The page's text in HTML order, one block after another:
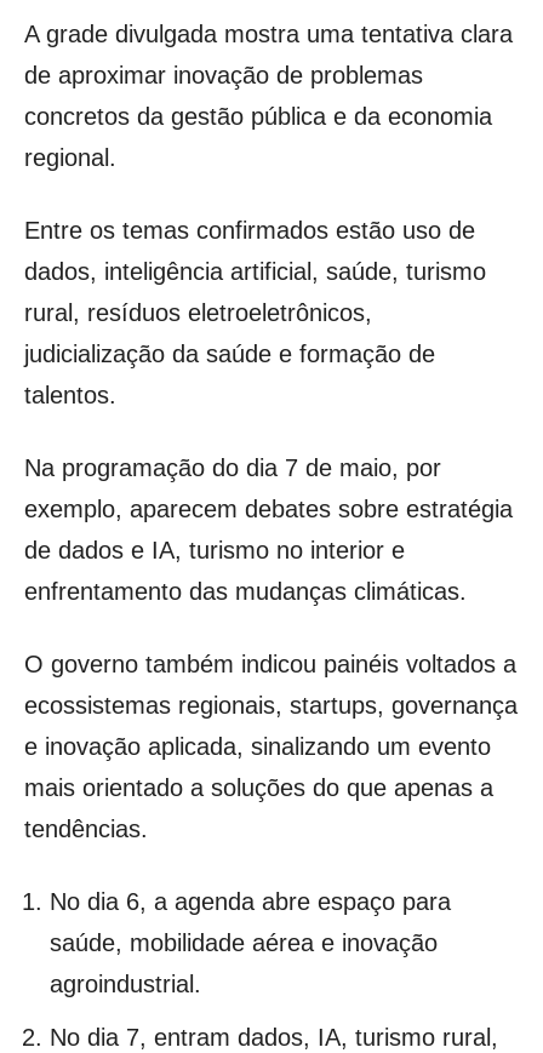
A grade divulgada mostra uma tentativa clara
de aproximar inovação de problemas
concretos da gestão pública e da economia
regional.
Entre os temas confirmados estão uso de
dados, inteligência artificial, saúde, turismo
rural, resíduos eletroeletrônicos,
judicialização da saúde e formação de
talentos.
Na programação do dia 7 de maio, por
exemplo, aparecem debates sobre estratégia
de dados e IA, turismo no interior e
enfrentamento das mudanças climáticas.
O governo também indicou painéis voltados a
ecossistemas regionais, startups, governança
e inovação aplicada, sinalizando um evento
mais orientado a soluções do que apenas a
tendências.
No dia 6, a agenda abre espaço para
saúde, mobilidade aérea e inovação
agroindustrial.
No dia 7, entram dados, IA, turismo rural,